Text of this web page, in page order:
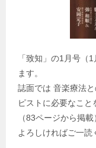
「致知」の1月号（
ます。
誌面では 音楽療法
ピストに必要なこと
（83ページから掲載
よろしければご一読